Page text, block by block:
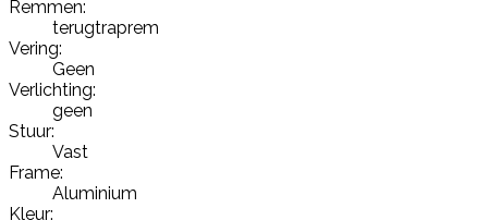
Remmen:
terugtraprem
Vering:
Geen
Verlichting:
geen
Stuur:
Vast
Frame:
Aluminium
Kleur: